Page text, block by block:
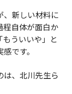
、新しい材料に
程自体が面白か
ういいや」と
です。
は、北川先生ら